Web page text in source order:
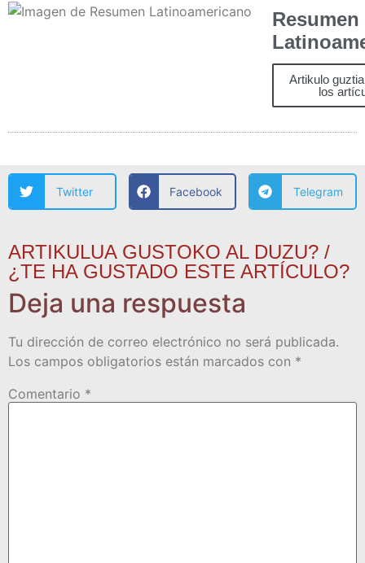
Resumen
Artikulo
los
Twitter Facebook Telegram
ARTIKULUA GUSTOKO AL DUZU? /
¿TE HA GUSTADO ESTE ARTÍCULO?
Deja una respuesta
Tu dirección de correo electrónico no será publicada.
Los campos obligatorios están marcados con *
Comentario *